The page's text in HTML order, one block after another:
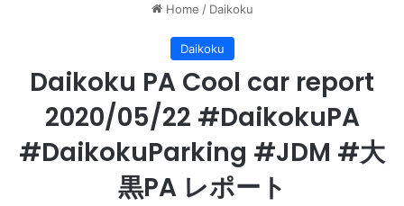
Home / Daikoku
Daikoku
Daikoku PA Cool car report
2020/05/22 #DaikokuPA
#DaikokuParking #JDM #大
黒PA レポート